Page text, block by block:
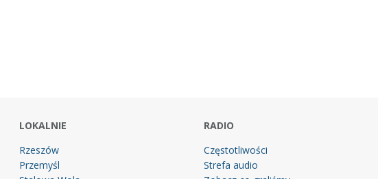
LOKALNIE
Rzeszów
Przemyśl
RADIO
Częstotliwości
Strefa audio